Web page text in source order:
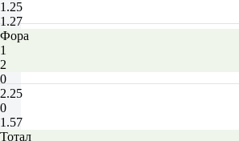
1.25
1.27
Фора
1
2
0
2.25
0
1.57
Тотал